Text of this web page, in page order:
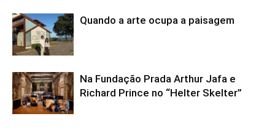
Quando a arte ocupa a paisagem
Na Fundação Prada Arthur Jafa e
Richard Prince no “Helter Skelter”